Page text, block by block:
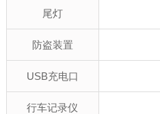
尾灯
防盗装置
USB充电口
行车记录仪